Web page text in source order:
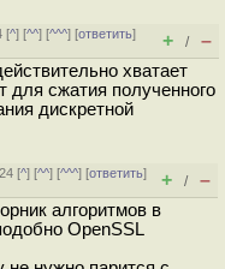
[^] [^^] [^^^] [ответить]
+ / –
хватает
для сжатия полученного
дискретной
[^] [^^] [^^^] [ответить]
+ / –
алгоритмов в
OpenSSL